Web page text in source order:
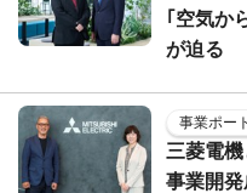
｢空気か
が迫る
事業ポー
三菱電
事業開